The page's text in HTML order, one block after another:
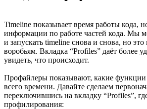
Timeline показывает время работы кода,
информации по работе частей кода. Мы
и запускать timeline снова и снова, но это
воробьям. Вкладка “Profiles” даёт более
увидеть, что происходит.
Профайлеры показывают, какие
всего времени. Давайте сделаем
переключившись на вкладку “Profiles”,
профилирования: